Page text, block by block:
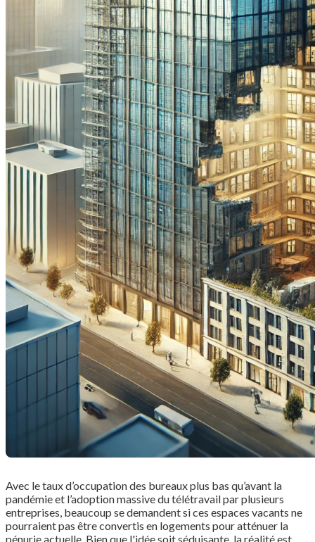
Avec le taux d’occupation des bureaux plus bas qu’avant la
pandémie et l’adoption massive du télétravail par plusieurs
entreprises, beaucoup se demandent si ces espaces vacants ne
pourraient pas être convertis en logements pour atténuer la
pénurie actuelle. Bien que l'idée soit séduisante, la réalité est